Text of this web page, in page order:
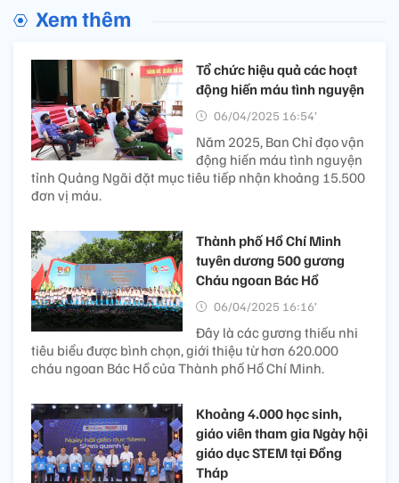
Xem thêm
Tổ chức hiệu quả các hoạt
động hiến máu tình nguyện
06/04/2025 16:54’
Năm 2025, Ban Chỉ đạo vận
động hiến máu tình nguyện
tỉnh Quảng Ngãi đặt mục tiêu tiếp nhận khoảng 15.500
đơn vị máu.
Thành phố Hồ Chí Minh
tuyên dương 500 gương
Cháu ngoan Bác Hồ​
06/04/2025 16:16’
Đây là các gương thiếu nhi
tiêu biểu được bình chọn, giới thiệu từ hơn 620.000
cháu ngoan Bác Hồ của Thành phố Hồ Chí Minh.
Khoảng 4.000 học sinh,
giáo viên tham gia Ngày hội
giáo dục STEM tại Đồng
Tháp